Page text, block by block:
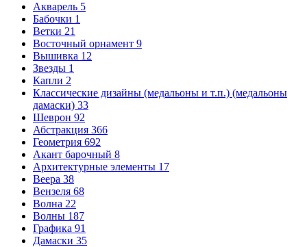
Акварель 5
Бабочки 1
Ветки 21
Восточный орнамент 9
Вышивка 12
Звезды 1
Капли 2
Классические дизайны (медальоны и т.п.) (медальоны
дамаски) 33
Шеврон 92
Абстракция 366
Геометрия 692
Акант барочный 8
Архитектурные элементы 17
Веера 38
Вензеля 68
Волна 22
Волны 187
Графика 91
Дамаски 35